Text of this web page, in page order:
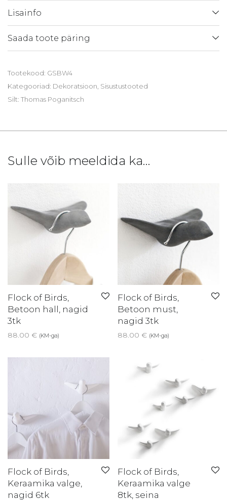
Lisainfo
Saada toote päring
Tootekood: GSBW4
Kategooriad: Dekoratsioon Sisustustooted
Silt: Thomas Poganitsch
Sulle võib meeldida ka…
Flock of Birds,
Betoon hall, nagid
3tk
88.00 € (KM-ga)
Flock of Birds,
Betoon must,
nagid 3tk
88.00 € (KM-ga)
Flock of Birds,
Keraamika valge,
nagid 6tk
Flock of Birds,
Keraamika valge
8tk, seina